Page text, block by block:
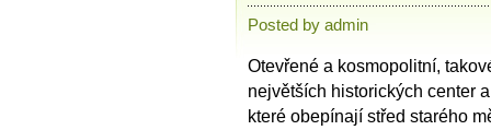
Posted by admin
Otevřené a kosmopolitní,
největších historických center
které obepínají střed starého